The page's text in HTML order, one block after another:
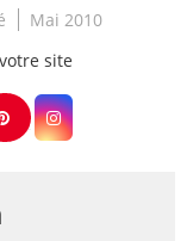
Mai 2010
site